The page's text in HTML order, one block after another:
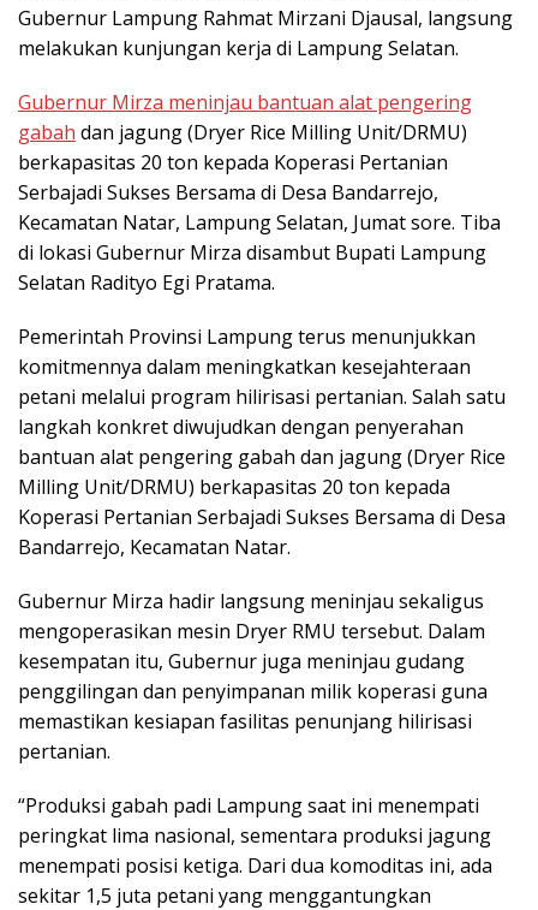
Gubernur Lampung Rahmat Mirzani Djausal, langsung
melakukan kunjungan kerja di Lampung Selatan.
Gubernur Mirza meninjau bantuan alat pengering
gabah dan jagung (Dryer Rice Milling Unit/DRMU)
berkapasitas 20 ton kepada Koperasi Pertanian
Serbajadi Sukses Bersama di Desa Bandarrejo,
Kecamatan Natar, Lampung Selatan, Jumat sore. Tiba
di lokasi Gubernur Mirza disambut Bupati Lampung
Selatan Radityo Egi Pratama.
Pemerintah Provinsi Lampung terus menunjukkan
komitmennya dalam meningkatkan kesejahteraan
petani melalui program hilirisasi pertanian. Salah satu
langkah konkret diwujudkan dengan penyerahan
bantuan alat pengering gabah dan jagung (Dryer Rice
Milling Unit/DRMU) berkapasitas 20 ton kepada
Koperasi Pertanian Serbajadi Sukses Bersama di Desa
Bandarrejo, Kecamatan Natar.
Gubernur Mirza hadir langsung meninjau sekaligus
mengoperasikan mesin Dryer RMU tersebut. Dalam
kesempatan itu, Gubernur juga meninjau gudang
penggilingan dan penyimpanan milik koperasi guna
memastikan kesiapan fasilitas penunjang hilirisasi
pertanian.
“Produksi gabah padi Lampung saat ini menempati
peringkat lima nasional, sementara produksi jagung
menempati posisi ketiga. Dari dua komoditas ini, ada
sekitar 1,5 juta petani yang menggantungkan